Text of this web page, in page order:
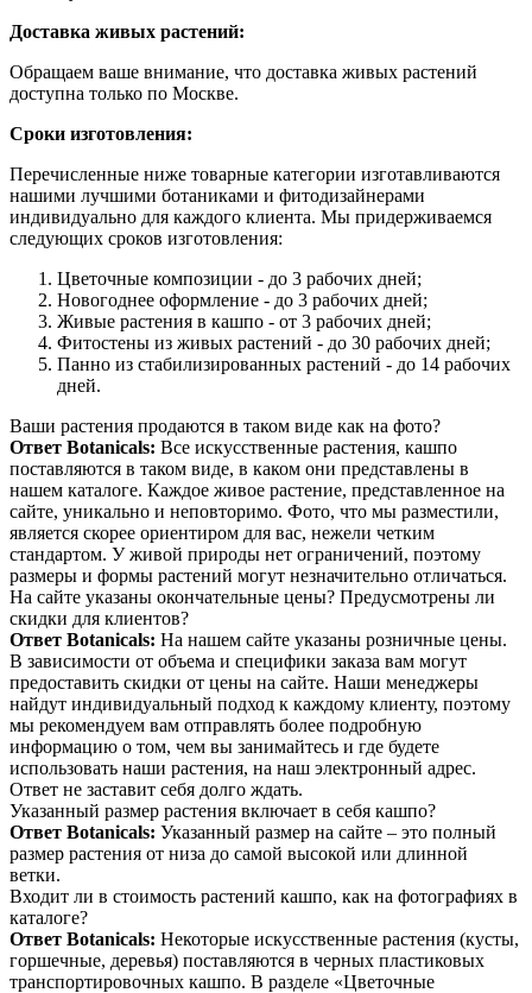
Доставка живых растений:
Обращаем ваше внимание, что доставка живых растений
доступна только по Москве.
Сроки изготовления:
Перечисленные ниже товарные категории изготавливаются
нашими лучшими ботаниками и фитодизайнерами
индивидуально для каждого клиента. Мы придерживаемся
следующих сроков изготовления:
Цветочные композиции - до 3 рабочих дней;
Новогоднее оформление - до 3 рабочих дней;
Живые растения в кашпо - от 3 рабочих дней;
Фитостены из живых растений - до 30 рабочих дней;
Панно из стабилизированных растений - до 14 рабочих
дней.
Ваши растения продаются в таком виде как на фото?
Ответ Botanicals: Все искусственные растения, кашпо
поставляются в таком виде, в каком они представлены в
нашем каталоге. Каждое живое растение, представленное на
сайте, уникально и неповторимо. Фото, что мы разместили,
является скорее ориентиром для вас, нежели четким
стандартом. У живой природы нет ограничений, поэтому
размеры и формы растений могут незначительно отличаться.
На сайте указаны окончательные цены? Предусмотрены ли
скидки для клиентов?
Ответ Botanicals: На нашем сайте указаны розничные цены.
В зависимости от объема и специфики заказа вам могут
предоставить скидки от цены на сайте. Наши менеджеры
найдут индивидуальный подход к каждому клиенту, поэтому
мы рекомендуем вам отправлять более подробную
информацию о том, чем вы занимайтесь и где будете
использовать наши растения, на наш электронный адрес.
Ответ не заставит себя долго ждать.
Указанный размер растения включает в себя кашпо?
Ответ Botanicals: Указанный размер на сайте – это полный
размер растения от низа до самой высокой или длинной
ветки.
Входит ли в стоимость растений кашпо, как на фотографиях в
каталоге?
Ответ Botanicals: Некоторые искусственные растения (кусты,
горшечные, деревья) поставляются в черных пластиковых
транспортировочных кашпо. В разделе «Цветочные